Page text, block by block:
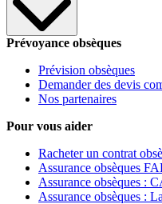
Prévoyance obsèques
Prévision obsèques
Demander des devis
Nos partenaires
Pour vous aider
Racheter un contrat
Assurance obsèques
Assurance obsèques :
Assurance obsèques :